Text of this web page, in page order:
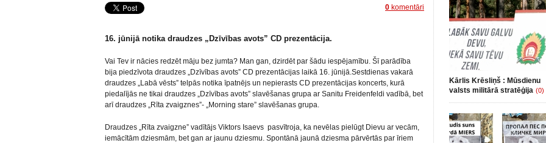
0 komentāri
16. jūnijā notika draudzes „Dzīvības avots” CD prezentācija.
Vai Tev ir nācies redzēt māju bez jumta? Man gan, dzirdēt par šādu iespējamību. Šī parādība
bija piedzīvota draudzes „Dzīvības avots” CD prezentācijas laikā 16. jūnijā.Sestdienas vakarā
draudzes „Labā vēsts” telpās notika īpatnējs un nepierasts CD prezentācijas koncerts, kurā
piedalījās ne tikai draudzes „Dzīvības avots” slavēšanas grupa ar Sanitu Freidenfeldi vadībā, bet
arī draudzes „Rīta zvaigznes”- „Morning stare” slavēšanas grupa.
Draudzes „Rīta zvaigzne” vadītājs Viktors Isaevs pasvītroja, ka nevēlas pielūgt Dievu ar vecām,
iemācītām dziesmām, bet gan ar jaunu dziesmu. Spontānā jaunā dziesma pārvērtās par īriem
Kārlis Krēsliņš : Mūsdienu
valsts militārā stratēģija (0)